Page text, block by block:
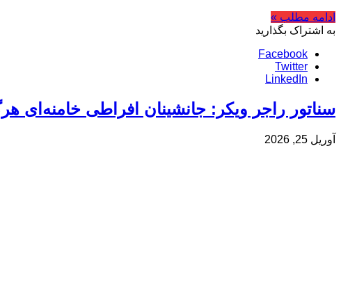
ادامه مطلب »
به اشتراک بگذارید
Facebook
Twitter
LinkedIn
سناتور راجر ویکر: جانشینان افراطی خامنه‌ای
آوریل 25, 2026